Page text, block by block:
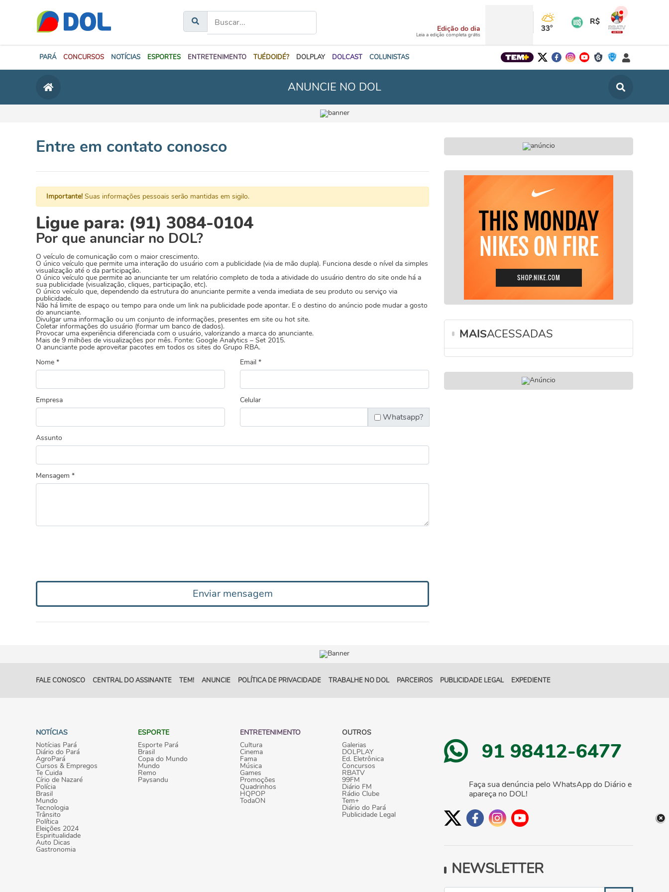
Edição do dia
Leia a edição completa grátis
33°
R$
PARÁ CONCURSOS NOTÍCIAS ESPORTES ENTRETENIMENTO TUÉDOIDÉ? DOLPLAY DOLCAST COLUNISTAS
ANUNCIE NO DOL
Entre em contato conosco
Importante! Suas informações pessoais serão mantidas em sigilo.
Ligue para: (91) 3084-0104
Por que anunciar no DOL?
O veículo de comunicação com o maior crescimento.
O único veículo que permite uma interação do usuário com a publicidade (via de mão dupla). Funciona desde o nível da simples
visualização até o da participação.
O único veículo que permite ao anunciante ter um relatório completo de toda a atividade do usuário dentro do site onde há a
sua publicidade (visualização, cliques, participação, etc).
O único veículo que, dependendo da estrutura do anunciante permite a venda imediata de seu produto ou serviço via
publicidade.
Não há limite de espaço ou tempo para onde um link na publicidade pode apontar. E o destino do anúncio pode mudar a gosto
do anunciante.
Divulgar uma informação ou um conjunto de informações, presentes em site ou hot site.
Coletar informações do usuário (formar um banco de dados).
Provocar uma experiência diferenciada com o usuário, valorizando a marca do anunciante.
Mais de 9 milhões de visualizações por mês. Fonte: Google Analytics – Set 2015.
O anunciante pode aproveitar pacotes em todos os sites do Grupo RBA.
Nome *
Email *
Empresa Celular
Whatsapp?
Assunto
Mensagem *
Enviar mensagem
MAISACESSADAS
FALE CONOSCO CENTRAL DO ASSINANTE TEM! ANUNCIE POLÍTICA DE PRIVACIDADE TRABALHE NO DOL PARCEIROS PUBLICIDADE LEGAL EXPEDIENTE
NOTÍCIAS
Notícias Pará
Diário do Pará
AgroPará
Cursos & Empregos
Te Cuida
Círio de Nazaré
Polícia
Brasil
Mundo
Tecnologia
Trânsito
Política
Eleições 2024
Espiritualidade
Auto Dicas
Gastronomia
ESPORTE
Esporte Pará
Brasil
Copa do Mundo
Mundo
Remo
Paysandu
ENTRETENIMENTO
Cultura
Cinema
Fama
Música
Games
Promoções
Quadrinhos
HQPOP
TodaON
OUTROS
Galerias
DOLPLAY
Ed. Eletrônica
Concursos
RBATV
99FM
Diário FM
Rádio Clube
Tem+
Diário do Pará
Publicidade Legal
91 98412-6477
Faça sua denúncia pelo WhatsApp do Diário e
apareça no DOL!
NEWSLETTER